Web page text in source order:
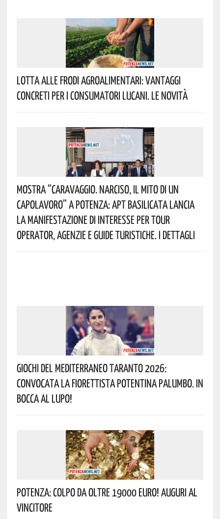
Lotta Alle Frodi Agroalimentari: Vantaggi
Concreti Per I Consumatori Lucani. Le Novità
Mostra “Caravaggio. Narciso, Il Mito Di Un
Capolavoro” A Potenza: APT Basilicata Lancia
La Manifestazione Di Interesse Per Tour
Operator, Agenzie E Guide Turistiche. I Dettagli
Giochi Del Mediterraneo Taranto 2026:
Convocata La Fiorettista Potentina Palumbo. In
Bocca Al Lupo!
Potenza: Colpo Da Oltre 19000 Euro! Auguri Al
Vincitore